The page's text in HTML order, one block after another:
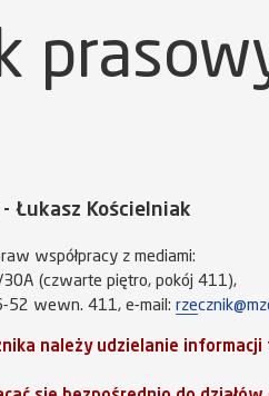
Łukasz Kościelniak
współpracy z mediami:
(czwarte piętro, pokój 411),
52 wewn. 411, e-mail:
należy udzielanie informacji